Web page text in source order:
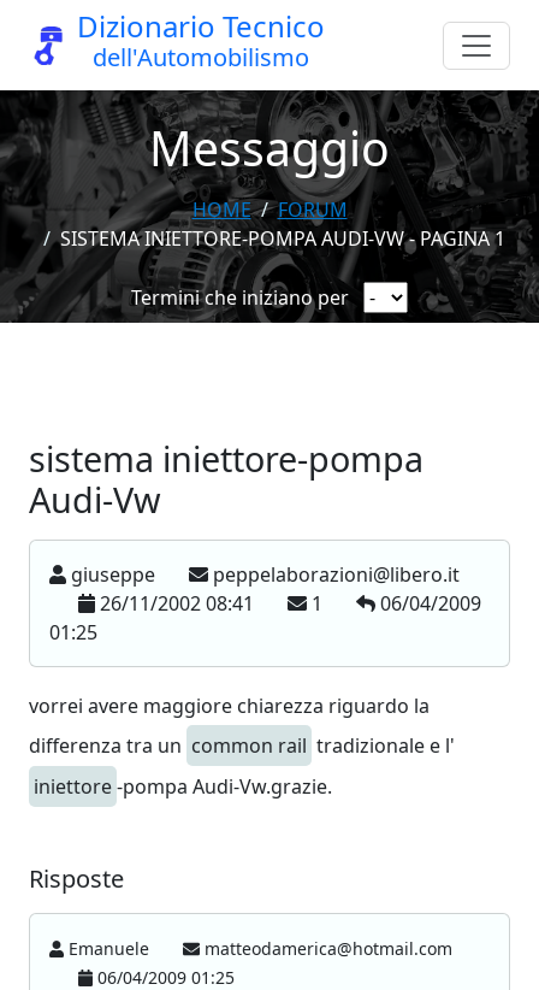
Dizionario Tecnico
dell'Automobilismo
Messaggio
HOME
FORUM
SISTEMA INIETTORE-POMPA AUDI-VW - PAGINA 1
Termini che iniziano per
sistema iniettore-pompa
Audi-Vw
giuseppe
peppelaborazioni@libero.it
26/11/2002 08:41
1
06/04/2009
01:25
vorrei avere maggiore chiarezza riguardo la
differenza tra un common rail tradizionale e l'
iniettore-pompa Audi-Vw.grazie.
Risposte
Emanuele
matteodamerica@hotmail.com
06/04/2009 01:25